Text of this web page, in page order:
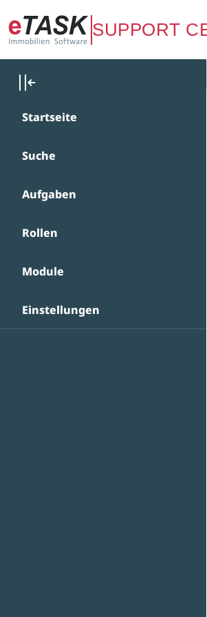
Zum Hauptinhalt springen
SUPPORT
Startseite
Suche
Aufgaben
Rollen
Module
Einstellungen